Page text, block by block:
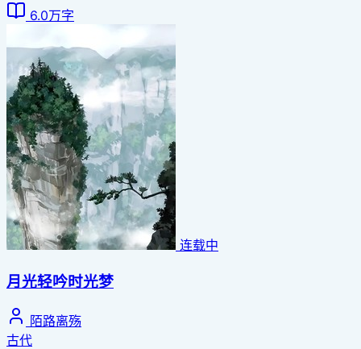
6.0万字
连载中
月光轻吟时光梦
陌路离殇
古代